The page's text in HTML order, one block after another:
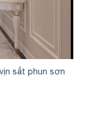
sắt phun sơn